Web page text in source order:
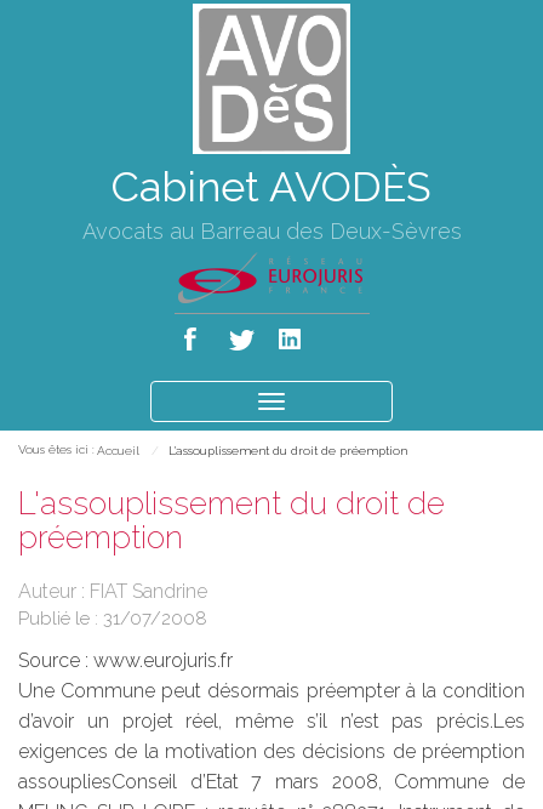
Cabinet AVODÈS
Avocats au Barreau des Deux-Sèvres
le
Vous êtes ici : Accueil L'assouplissement du droit de préemption
L'assouplissement du droit de
préemption
Auteur : FIAT Sandrine
Publié le : 31/07/2008
Source : www.eurojuris.fr
Une Commune peut désormais préempter à la condition
d’avoir un projet réel, même s’il n’est pas précis.Les
exigences de la motivation des décisions de préemption
assoupliesConseil d’Etat 7 mars 2008, Commune de